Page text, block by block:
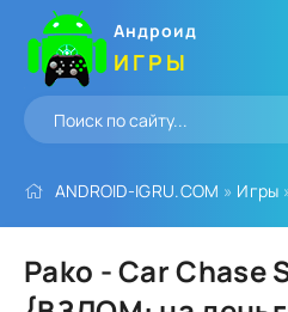
Андроид
ИГРЫ
ANDROID-IGRU.COM » Игры
Pako - Car Chase